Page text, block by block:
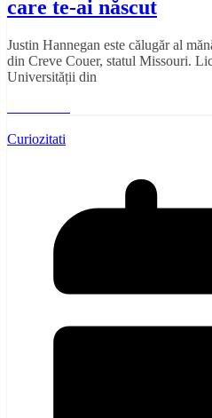
care te-ai născut
Justin Hannegan este călugăr al
din Creve Couer, statul Missouri.
Universității din
Curiozitati